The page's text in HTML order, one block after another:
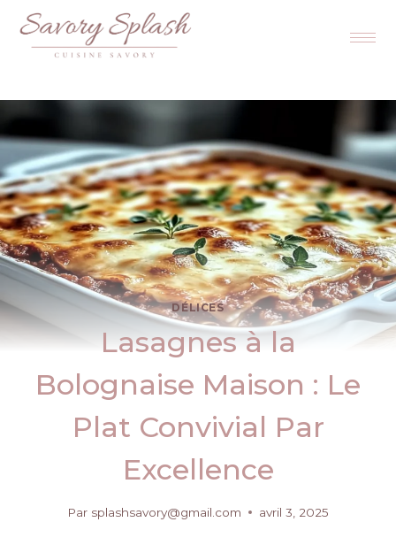
DÉLICES
Lasagnes à la
Bolognaise Maison : Le
Plat Convivial Par
Excellence
Par splashsavory@gmail.com avril 3, 2025